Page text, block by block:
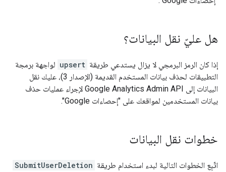
هل عليّ نقل البيانات؟
إذا كان الرمز البرمجي لا يزال يستدعي طريقة upsert لواجهة برمجة
التطبيقات لحذف بيانات المستخدم القديمة (الإصدار 3)، عليك نقل
البيانات إلى Google Analytics Admin API لإجراء عمليات حذف
بيانات المستخدمين لمواقعك على "إحصاءات Google".
خطوات نقل البيانات
اتّبِع الخطوات التالية لبدء استخدام طريقة SubmitUserDeletion